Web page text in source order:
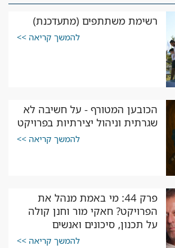
רשימת משתתפים (מתעדכנת)
להמשך קריאה >>
הכובען המטורף - על חשיבה לא
שגרתית וניהול יצירתיות בפרויקט
להמשך קריאה >>
פרק 44: מי באמת מנהל את
הפרויקט? חאקי מור וחנן קולה
על תכנון, סיכונים ואנשים
להמשך קריאה >>